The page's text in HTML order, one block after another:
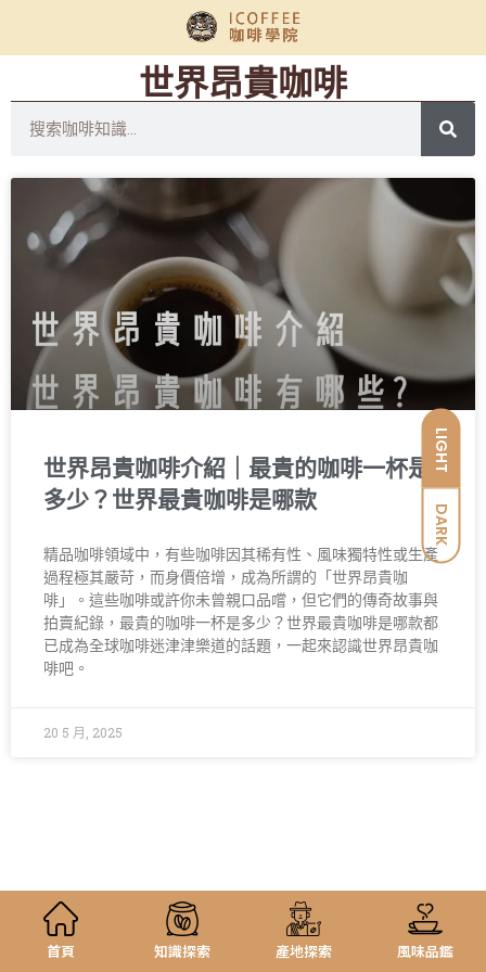
LIGHT
DARK
世界昂貴咖啡
世界昂貴咖啡介紹｜最貴的咖啡一杯是
多少？世界最貴咖啡是哪款
精品咖啡領域中，有些咖啡因其稀有性、風味獨特性或生產
過程極其嚴苛，而身價倍增，成為所謂的「世界昂貴咖
啡」。這些咖啡或許你未曾親口品嚐，但它們的傳奇故事與
拍賣紀錄，最貴的咖啡一杯是多少？世界最貴咖啡是哪款都
已成為全球咖啡迷津津樂道的話題，一起來認識世界昂貴咖
啡吧。
20 5 月, 2025
首頁 知識探索 產地探索 風味品鑑